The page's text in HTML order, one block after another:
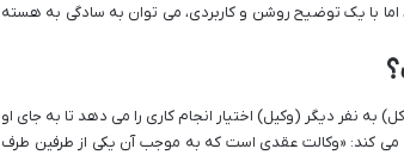
با یک توضیح روشن و کاربردی، می توان به سادگی به هسته
نفر دیگر (وکیل) اختیار انجام کاری را می دهد تا به جای او
را این گونه بیان می کند: «وکالت عقدی است که به موجب آن یکی از طرفین طرف